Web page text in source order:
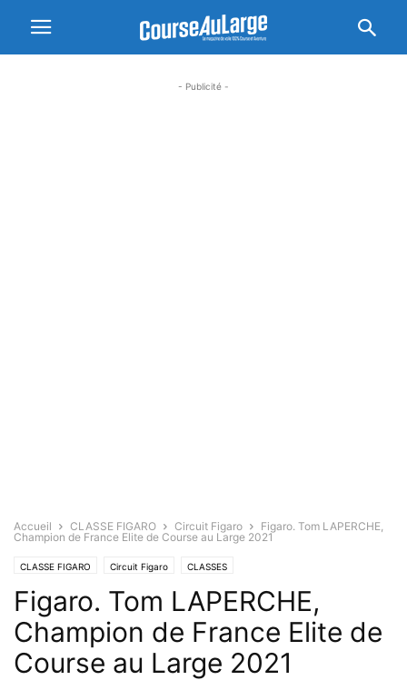
- Publicité -
Accueil CLASSE FIGARO Circuit Figaro
Figaro. Tom LAPERCHE,
Champion de France Elite de Course au Large 2021
CLASSE FIGARO Circuit Figaro CLASSES
Figaro. Tom LAPERCHE,
Champion de France Elite de
Course au Large 2021